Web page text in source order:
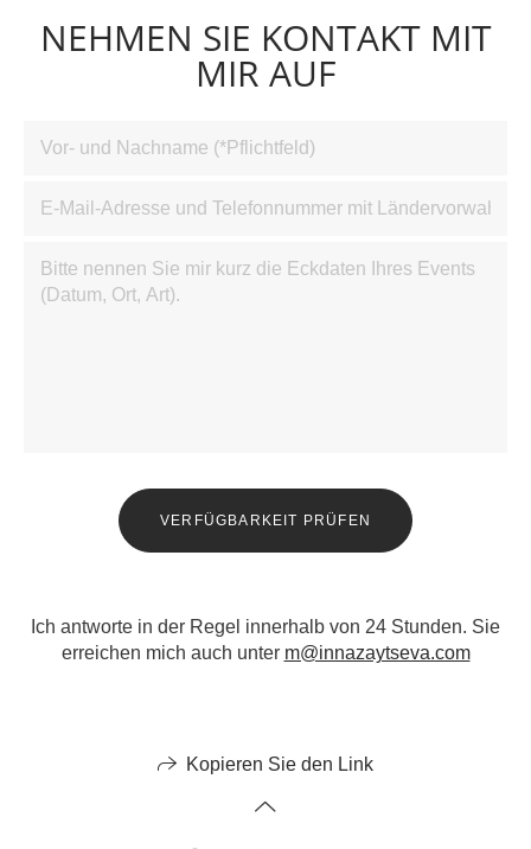
NEHMEN SIE KONTAKT MIT
MIR AUF
VERFÜGBARKEIT PRÜFEN
Ich antworte in der Regel innerhalb von 24 Stunden. Sie
erreichen mich auch unter m@innazaytseva.com
Kopieren Sie den Link